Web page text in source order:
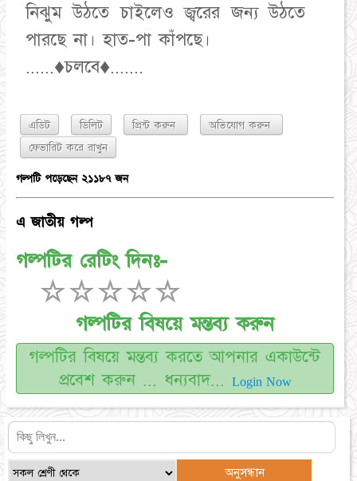
নিঝুম উঠতে চাইলেও জ্বরের জন্য উঠতে
পারছে না। হাত-পা কাঁপছে।
......♦চলবে♦.......
এডিট ডিলিট প্রিন্ট করুন অভিযোগ করুন
গল্পটি পড়েছেন ২১১৮৭ জন
এ জাতীয় গল্প
গল্পটির রেটিং দিনঃ-
☆
☆
☆
☆
☆
গল্পটির বিষয়ে মন্তব্য করুন
গল্পটির বিষয়ে মন্তব্য করতে আপনার একাউন্টে
প্রবেশ করুন ... ধন্যবাদ...
Login Now